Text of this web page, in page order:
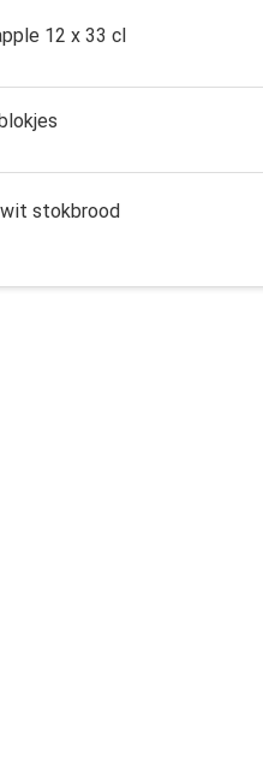
12 x 33 cl
stokbrood